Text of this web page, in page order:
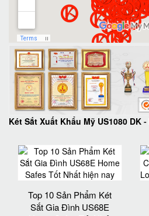
Két Sắt Xuất Khẩu Mỹ US1080 DK -
Top 10 Sản Phẩm Két
Sắt Gia Đình US68E